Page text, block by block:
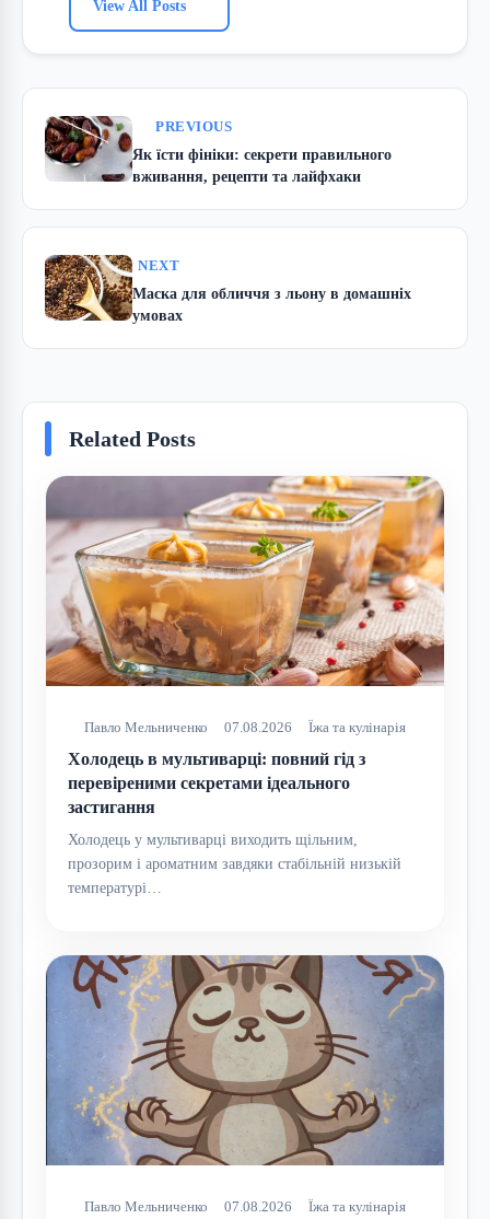
View All Posts
PREVIOUS
Як їсти фініки: секрети правильного
вживання, рецепти та лайфхаки
NEXT
Маска для обличчя з льону в домашніх
умовах
Related Posts
Павло Мельниченко 07.08.2026 Їжа та кулінарія
Холодець в мультиварці: повний гід з
перевіреними секретами ідеального
застигання
Холодець у мультиварці виходить щільним,
прозорим і ароматним завдяки стабільній низькій
температурі…
Павло Мельниченко 07.08.2026 Їжа та кулінарія